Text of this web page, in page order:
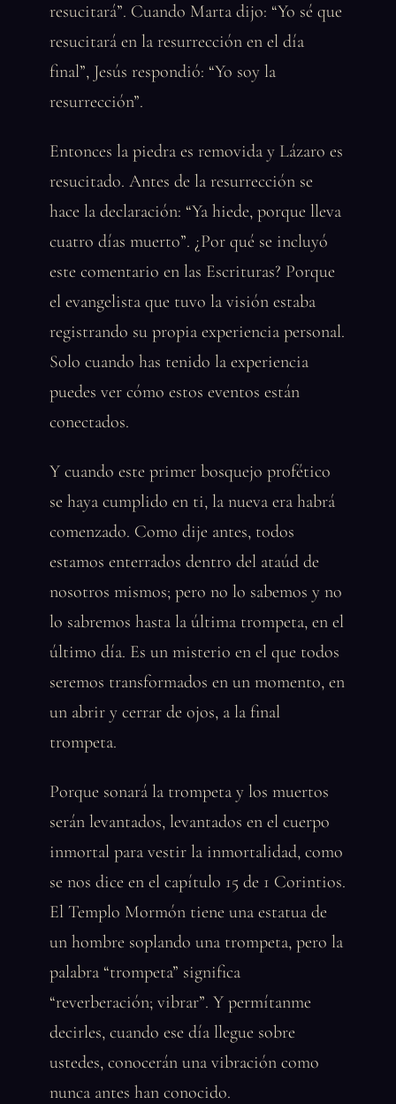
resucitará”. Cuando Marta dijo: “Yo sé que
resucitará en la resurrección en el día
final”, Jesús respondió: “Yo soy la
resurrección”.
Entonces la piedra es removida y Lázaro es
resucitado. Antes de la resurrección se
hace la declaración: “Ya hiede, porque lleva
cuatro días muerto”. ¿Por qué se incluyó
este comentario en las Escrituras? Porque
el evangelista que tuvo la visión estaba
registrando su propia experiencia personal.
Solo cuando has tenido la experiencia
puedes ver cómo estos eventos están
conectados.
Y cuando este primer bosquejo profético
se haya cumplido en ti, la nueva era habrá
comenzado. Como dije antes, todos
estamos enterrados dentro del ataúd de
nosotros mismos; pero no lo sabemos y no
lo sabremos hasta la última trompeta, en el
último día. Es un misterio en el que todos
seremos transformados en un momento, en
un abrir y cerrar de ojos, a la final
trompeta.
Porque sonará la trompeta y los muertos
serán levantados, levantados en el cuerpo
inmortal para vestir la inmortalidad, como
se nos dice en el capítulo 15 de 1 Corintios.
El Templo Mormón tiene una estatua de
un hombre soplando una trompeta, pero la
palabra “trompeta” significa
“reverberación; vibrar”. Y permítanme
decirles, cuando ese día llegue sobre
ustedes, conocerán una vibración como
nunca antes han conocido.